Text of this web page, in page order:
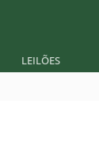
LEILÕES